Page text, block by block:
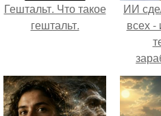
Гештальт. Что такое
гештальт.
ИИ
всех -